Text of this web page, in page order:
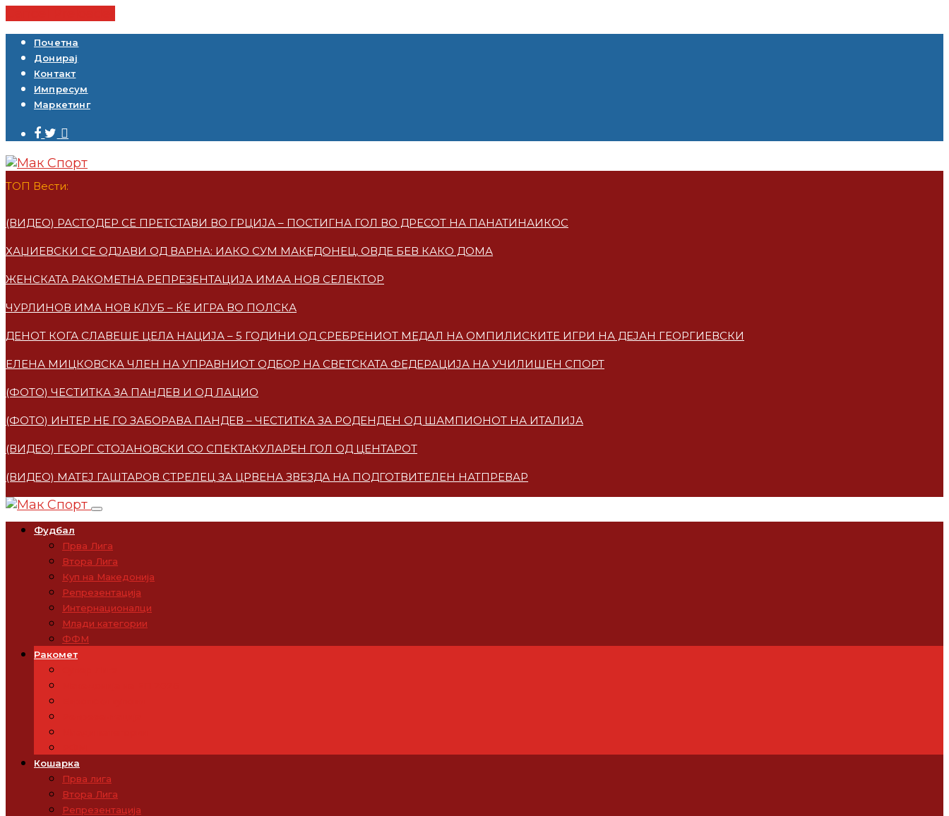
Почетна
Донирај
Контакт
Импресум
Маркетинг
ТОП Вести:
(ВИДЕО) РАСТОДЕР СЕ ПРЕТСТАВИ ВО ГРЦИЈА – ПОСТИГНА ГОЛ ВО ДРЕСОТ НА ПАНАТИНАИКОС
ХАЏИЕВСКИ СЕ ОДЈАВИ ОД ВАРНА: ИАКО СУМ МАКЕДОНЕЦ, ОВДЕ БЕВ КАКО ДОМА
ЖЕНСКАТА РАКОМЕТНА РЕПРЕЗЕНТАЦИЈА ИМАА НОВ СЕЛЕКТОР
ЧУРЛИНОВ ИМА НОВ КЛУБ – ЌЕ ИГРА ВО ПОЛСКА
ДЕНОТ КОГА СЛАВЕШЕ ЦЕЛА НАЦИЈА – 5 ГОДИНИ ОД СРЕБРЕНИОТ МЕДАЛ НА ОМПИЛИСКИТЕ ИГРИ НА ДЕЈАН ГЕОРГИЕВСКИ
ЕЛЕНА МИЦКОВСКA ЧЛЕН НА УПРАВНИОТ ОДБОР НА СВЕТСКАТА ФЕДЕРАЦИЈА НА УЧИЛИШЕН СПОРТ
(ФОТО) ЧЕСТИТКА ЗА ПАНДЕВ И ОД ЛАЦИО
(ФОТО) ИНТЕР НЕ ГО ЗАБОРАВА ПАНДЕВ – ЧЕСТИТКА ЗА РОДЕНДЕН ОД ШАМПИОНОТ НА ИТАЛИЈА
(ВИДЕО) ГЕОРГ СТОЈАНОВСКИ СО СПЕКТАКУЛАРЕН ГОЛ ОД ЦЕНТАРОТ
(ВИДЕО) МАТЕЈ ГАШТАРОВ СТРЕЛЕЦ ЗА ЦРВЕНА ЗВЕЗДА НА ПОДГОТВИТЕЛЕН НАТПРЕВАР
Фудбал
Прва Лига
Втора Лига
Куп на Македонија
Репрезентација
Интернационалци
Млади категории
ФФМ
Ракомет
Кошарка
Прва лига
Втора Лига
Репрезентација